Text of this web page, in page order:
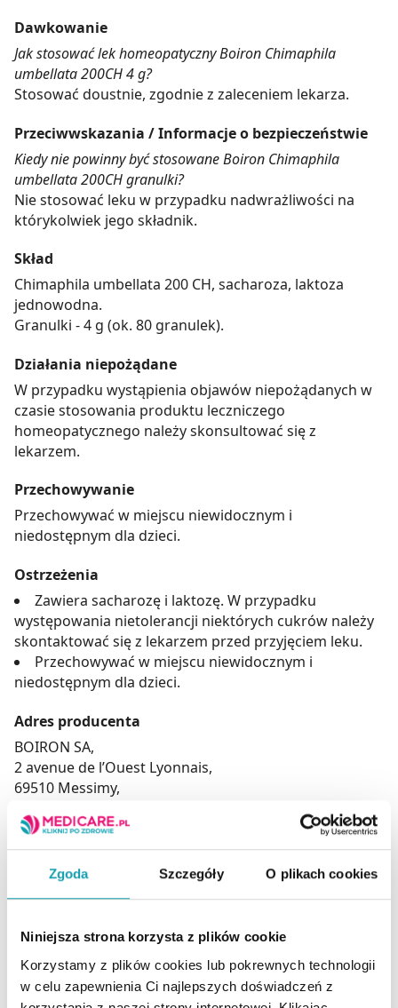
Zgoda Szczegóły O plikach cookies
Niniejsza strona korzysta z plików cookie
Korzystamy z plików cookies lub pokrewnych technologii
w celu zapewnienia Ci najlepszych doświadczeń z
Dawkowanie
Jak stosować lek homeopatyczny Boiron Chimaphila
umbellata 200CH 4 g?
Stosować doustnie, zgodnie z zaleceniem lekarza.
Przeciwwskazania / Informacje o bezpieczeństwie
Kiedy nie powinny być stosowane Boiron Chimaphila
umbellata 200CH granulki?
Nie stosować leku w przypadku nadwrażliwości na
którykolwiek jego składnik.
Skład
Chimaphila umbellata 200 CH, sacharoza, laktoza
jednowodna.
Granulki - 4 g (ok. 80 granulek).
Działania niepożądane
W przypadku wystąpienia objawów niepożądanych w
czasie stosowania produktu leczniczego
homeopatycznego należy skonsultować się z
lekarzem.
Przechowywanie
Przechowywać w miejscu niewidocznym i
niedostępnym dla dzieci.
Ostrzeżenia
Zawiera sacharozę i laktozę. W przypadku
występowania nietolerancji niektórych cukrów należy
skontaktować się z lekarzem przed przyjęciem leku.
Przechowywać w miejscu niewidocznym i
niedostępnym dla dzieci.
Adres producenta
BOIRON SA,
2 avenue de l’Ouest Lyonnais,
69510 Messimy,
www.boiron.com
Podmiot odpowiedzialny
69510 Messimy,
www.boiron.com